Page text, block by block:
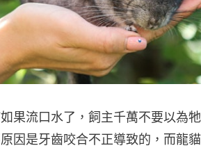
果流口水了，飼主千萬不要以為
因是牙齒咬合不正導致的，而龍